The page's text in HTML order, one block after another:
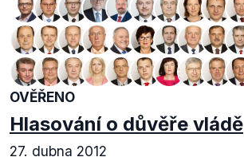
OVĚŘENO
Hlasování o důvěře vládě
27. dubna 2012